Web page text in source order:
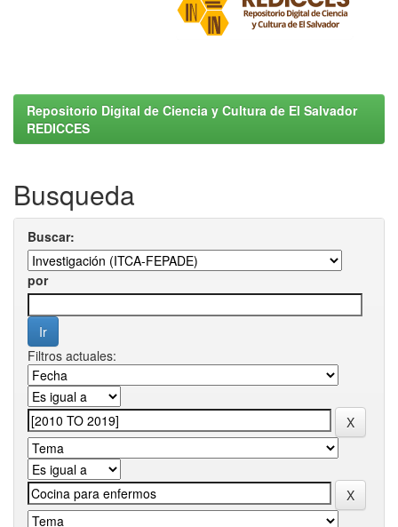
Repositorio Digital de Ciencia y Cultura de El Salvador
REDICCES
Busqueda
Buscar:
por
Filtros actuales: